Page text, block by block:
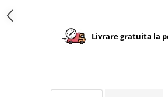
Livrare gratuita la